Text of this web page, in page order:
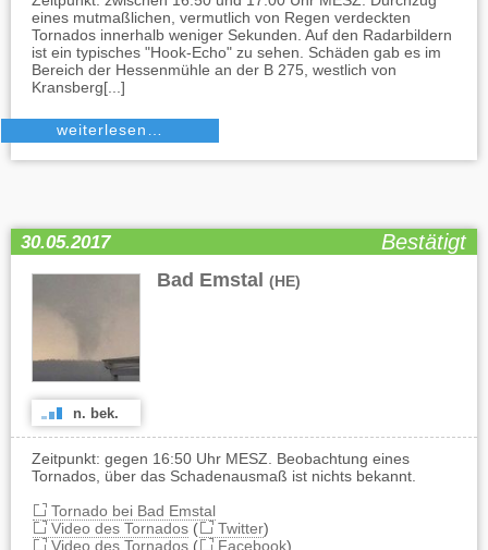
eines mutmaßlichen, vermutlich von Regen verdeckten
Tornados innerhalb weniger Sekunden. Auf den Radarbildern
ist ein typisches "Hook-Echo" zu sehen. Schäden gab es im
Bereich der Hessenmühle an der B 275, westlich von
Kransberg[...]
weiterlesen…
30.05.2017 Bestätigt
Bad Emstal (HE)
n. bek.
Zeitpunkt: gegen 16:50 Uhr MESZ. Beobachtung eines
Tornados, über das Schadenausmaß ist nichts bekannt.
Tornado bei Bad Emstal
Video des Tornados( Twitter)
Video des Tornados( Facebook)